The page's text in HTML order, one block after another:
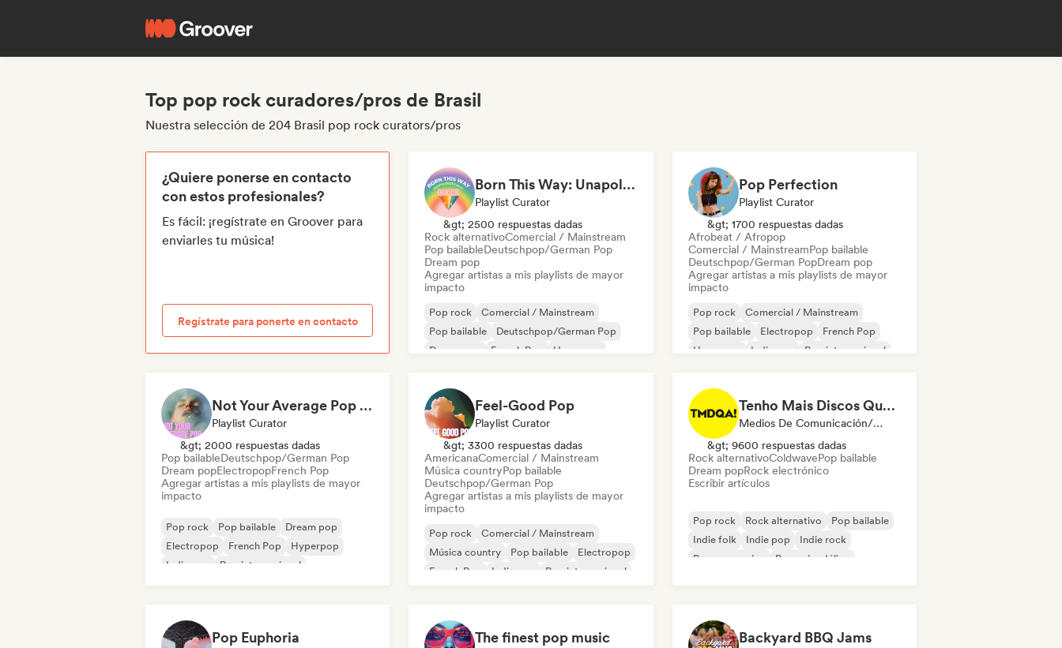
Top pop rock curadores/pros de Brasil
Nuestra selección de 204 Brasil pop rock curators/pros
¿Quiere ponerse en contacto
con estos profesionales?
Es fácil: ¡regístrate en Groover para
enviarles tu música!
Regístrate para ponerte en contacto
Born This Way: Unapologetically Queer
Playlist Curator
&gt; 2500 respuestas dadas
Rock alternativoComercial / Mainstream
Pop bailableDeutschpop/German Pop
Dream pop
Agregar artistas a mis playlists de mayor
impacto
Pop rock
Comercial / Mainstream
Pop bailable
Deutschpop/German Pop
Dream pop
French Pop
Hyperpop
Pop Perfection
Playlist Curator
&gt; 1700 respuestas dadas
Afrobeat / Afropop
Comercial / MainstreamPop bailable
Deutschpop/German PopDream pop
Agregar artistas a mis playlists de mayor
impacto
Pop rock
Comercial / Mainstream
Pop bailable
Electropop
French Pop
Hyperpop
Indie pop Pop internacional
Not Your Average Pop 🛸 Art Pop, Alt-Pop & Indie Pop
Playlist Curator
&gt; 2000 respuestas dadas
Pop bailableDeutschpop/German Pop
Dream popElectropopFrench Pop
Agregar artistas a mis playlists de mayor
impacto
Pop rock Pop bailable
Dream pop
Electropop
French Pop
Hyperpop
Indie pop
Pop internacional
Feel-Good Pop
Playlist Curator
&gt; 3300 respuestas dadas
AmericanaComercial / Mainstream
Música countryPop bailable
Deutschpop/German Pop
Agregar artistas a mis playlists de mayor
impacto
Pop rock
Comercial / Mainstream
Música country
Pop bailable
Electropop
French Pop
Indie pop Pop internacional
Tenho Mais Discos Que Amigos!
Medios De Comunicación/Periodista
&gt; 9600 respuestas dadas
Rock alternativoColdwavePop bailable
Dream popRock electrónico
Escribir artículos
Pop rock Rock alternativo
Pop bailable
Indie folk
Indie pop
Indie rock
Pop progresivo
Pop psicodélico
Pop Euphoria The finest pop music Backyard BBQ Jams